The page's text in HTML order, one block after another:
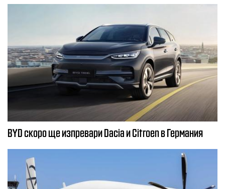
BYD скоро ще изпревари Dacia и Citroеn в Германия